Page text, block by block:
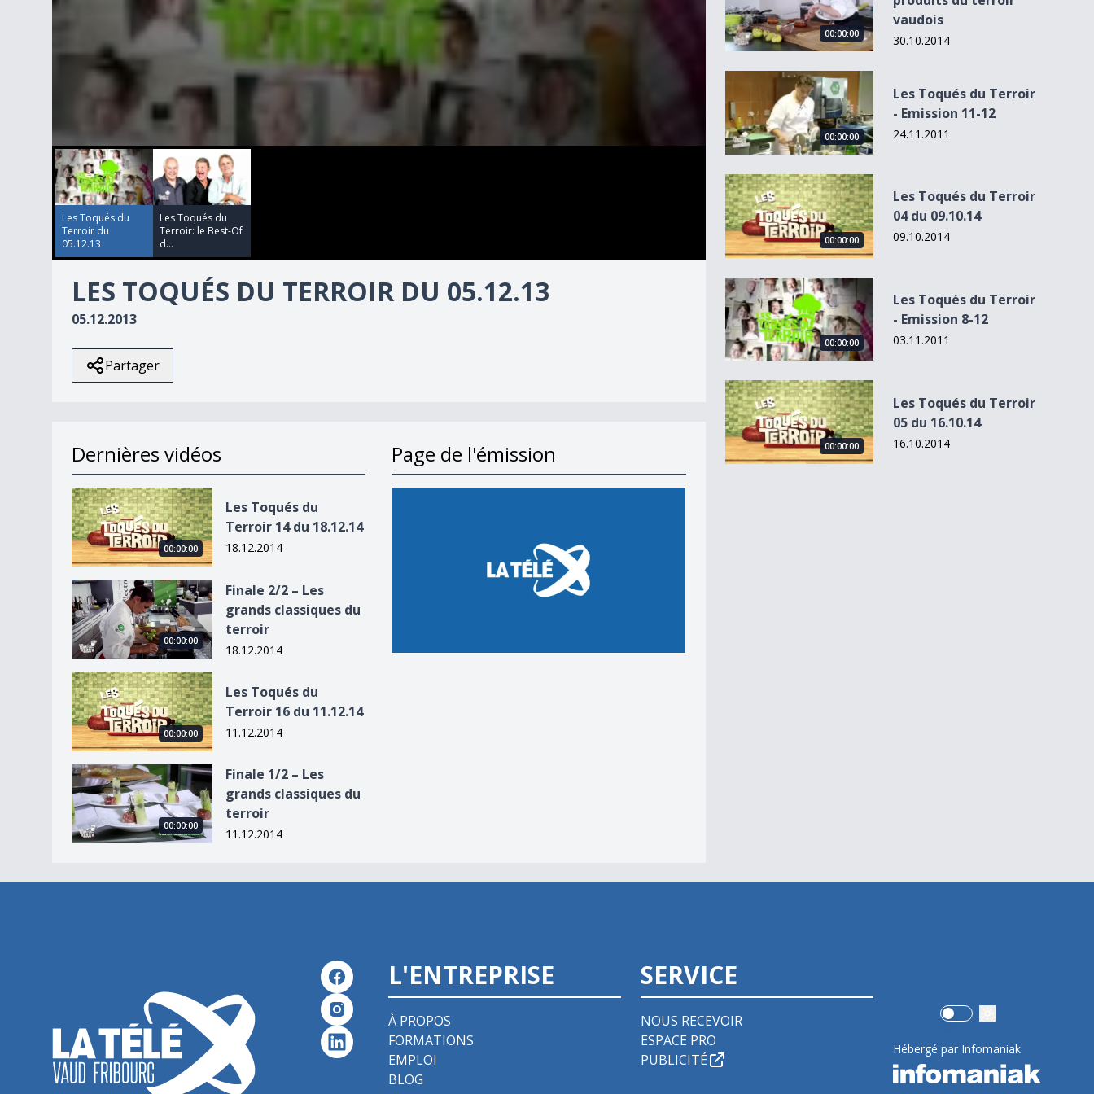
0
seconds
of
26
minutes,
14
secondsVolume
90%
Les Toqués du
Terroir du
05.12.13
Les Toqués du
Terroir: le Best-Of
d...
LES TOQUÉS DU TERROIR DU 05.12.13
05.12.2013
Partager
Dernières vidéos
Les Toqués du Terroir 14 du 18.12.14
00:00:00
Les Toqués du
Terroir 14 du 18.12.14
18.12.2014
Finale 2/2 – Les grands classiques du terroir
00:00:00
Finale 2/2 – Les
grands classiques du
terroir
18.12.2014
Les Toqués du Terroir 16 du 11.12.14
00:00:00
Les Toqués du
Terroir 16 du 11.12.14
11.12.2014
Finale 1/2 – Les grands classiques du terroir
00:00:00
Finale 1/2 – Les
grands classiques du
terroir
11.12.2014
Page de l'émission
00:00:00
vaudois
30.10.2014
Les Toqués du Terroir - Emission 11-12
00:00:00
Les Toqués du Terroir
- Emission 11-12
24.11.2011
Les Toqués du Terroir 04 du 09.10.14
00:00:00
Les Toqués du Terroir
04 du 09.10.14
09.10.2014
Les Toqués du Terroir - Emission 8-12
00:00:00
Les Toqués du Terroir
- Emission 8-12
03.11.2011
Les Toqués du Terroir 05 du 16.10.14
00:00:00
Les Toqués du Terroir
05 du 16.10.14
16.10.2014
L'ENTREPRISE
À PROPOS
FORMATIONS
EMPLOI
BLOG
SERVICE
NOUS RECEVOIR
ESPACE PRO
PUBLICITÉ
Use setting
Hébergé par Infomaniak